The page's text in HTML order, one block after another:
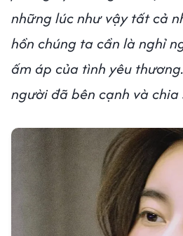
những lúc như vậy tất cả
hồn chúng ta cần là nghỉ
ấm áp của tình yêu
người đã bên cạnh và chia